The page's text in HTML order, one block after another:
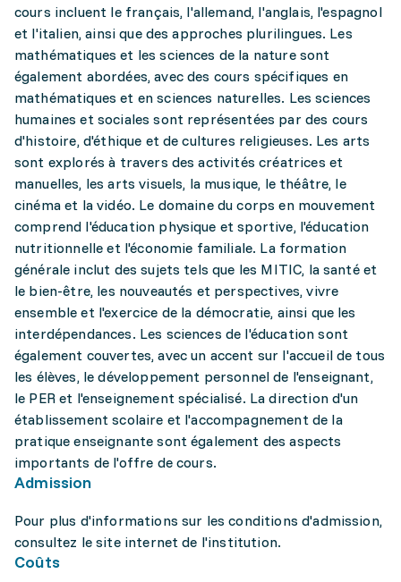
cours incluent le français, l'allemand, l'anglais, l'espagnol
et l'italien, ainsi que des approches plurilingues. Les
mathématiques et les sciences de la nature sont
également abordées, avec des cours spécifiques en
mathématiques et en sciences naturelles. Les sciences
humaines et sociales sont représentées par des cours
d'histoire, d'éthique et de cultures religieuses. Les arts
sont explorés à travers des activités créatrices et
manuelles, les arts visuels, la musique, le théâtre, le
cinéma et la vidéo. Le domaine du corps en mouvement
comprend l'éducation physique et sportive, l'éducation
nutritionnelle et l'économie familiale. La formation
générale inclut des sujets tels que les MITIC, la santé et
le bien-être, les nouveautés et perspectives, vivre
ensemble et l'exercice de la démocratie, ainsi que les
interdépendances. Les sciences de l'éducation sont
également couvertes, avec un accent sur l'accueil de tous
les élèves, le développement personnel de l'enseignant,
le PER et l'enseignement spécialisé. La direction d'un
établissement scolaire et l'accompagnement de la
pratique enseignante sont également des aspects
importants de l'offre de cours.
Admission
Pour plus d'informations sur les conditions d'admission,
consultez le site internet de l'institution.
Coûts